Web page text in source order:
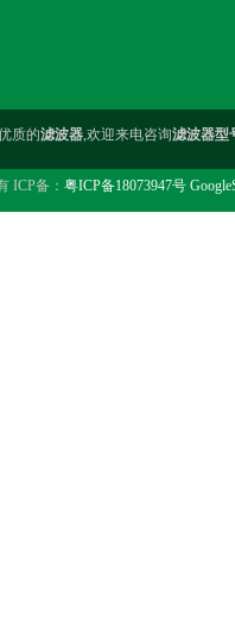
质的滤波器,欢迎来电咨询滤波器型
ICP备： 粤ICP备18073947号